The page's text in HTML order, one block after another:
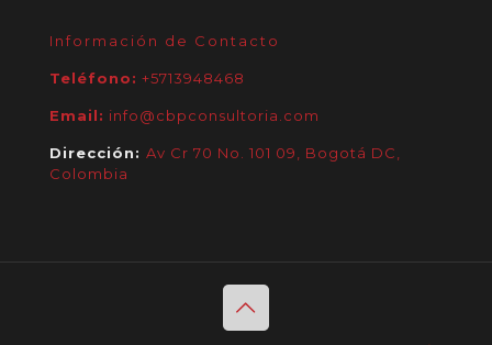
Información de Contacto
Teléfono: +5713948468
Email: info@cbpconsultoria.com
Dirección: Av Cr 70 No. 101 09, Bogotá DC,
Colombia